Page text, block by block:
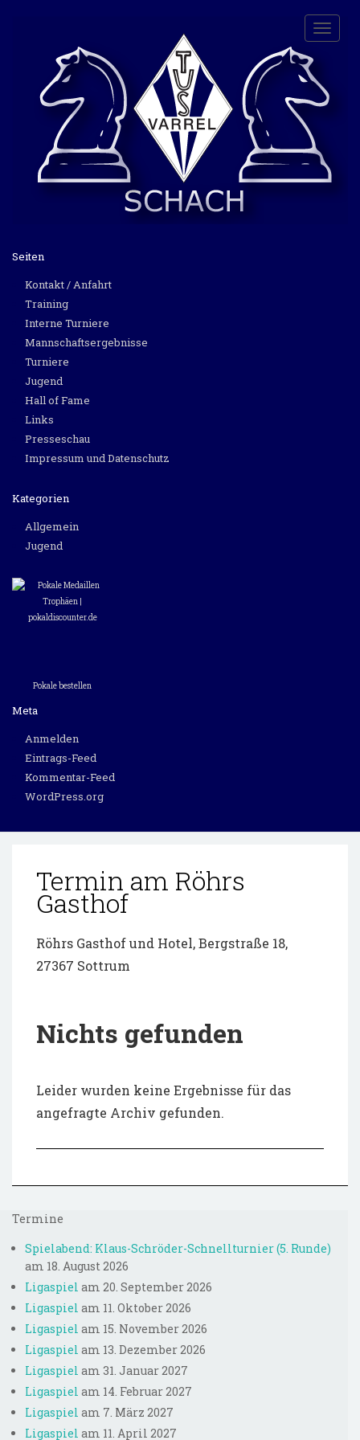
Toggle
Seiten
Kontakt / Anfahrt
Training
Interne Turniere
Mannschaftsergebnisse
Turniere
Jugend
Hall of Fame
Links
Presseschau
Impressum und Datenschutz
Kategorien
Allgemein
Jugend
Pokale bestellen
Meta
Anmelden
Eintrags-Feed
Kommentar-Feed
WordPress.org
Termin am Röhrs
Gasthof
Röhrs Gasthof und Hotel, Bergstraße 18,
27367 Sottrum
Nichts gefunden
Leider wurden keine Ergebnisse für das
angefragte Archiv gefunden.
Termine
Spielabend: Klaus-Schröder-Schnellturnier (5. Runde)
am 18. August 2026
Ligaspiel am 20. September 2026
Ligaspiel am 11. Oktober 2026
Ligaspiel am 15. November 2026
Ligaspiel am 13. Dezember 2026
Ligaspiel am 31. Januar 2027
Ligaspiel am 14. Februar 2027
Ligaspiel am 7. März 2027
Ligaspiel am 11. April 2027